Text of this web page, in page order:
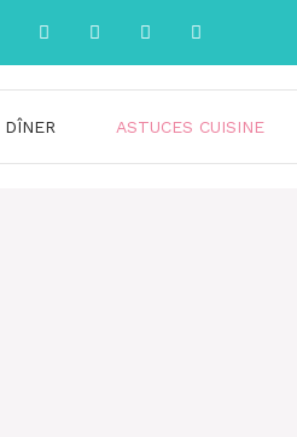
DÎNER ASTUCES CUISINE